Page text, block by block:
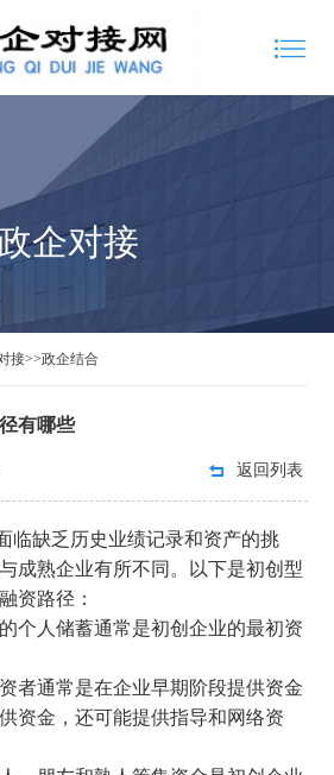
企对接
接>>政企结合
有哪些
返回列表
临缺乏历史业绩记录和资产的挑
成熟企业有所不同。以下是初创型
资路径：
个人储蓄通常是初创企业的最初资
者通常是在企业早期阶段提供资金
资金，还可能提供指导和网络资